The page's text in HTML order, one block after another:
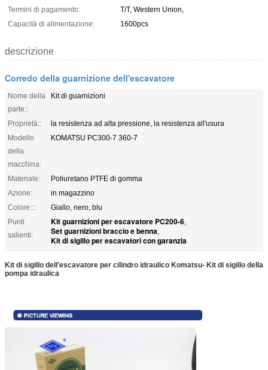
Termini di pagamento:
T/T, Western Union,
Capacità di alimentazione:
1600pcs
descrizione
Corredo della guarnizione dell'escavatore
Nome della
parte::
Kit di guarnizioni
Proprietà::
la resistenza ad alta pressione, la resistenza all'usura
Modello
della
macchina:
KOMATSU PC300-7 360-7
Materiale:
Poliuretano PTFE di gomma
Azione:
in magazzino
Colore:::
Giallo, nero, blu
Punti
salienti:
Kit guarnizioni per escavatore PC200-6,
Set guarnizioni braccio e benna,
Kit di sigillo per escavatori con garanzia
Kit di sigillo dell'escavatore per cilindro idraulico Komatsu- Kit di sigillo della
pompa idraulica